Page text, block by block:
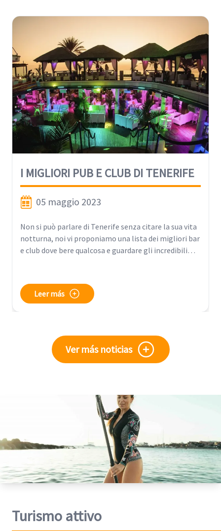
I MIGLIORI PUB E CLUB DI TENERIFE
05 maggio 2023
Non si può parlare di Tenerife senza citare la sua vita
notturna, noi vi proponiamo una lista dei migliori bar
e club dove bere qualcosa e guardare gli incredibili
club con vista mare e vivi la vita notturna di Tenerife.
Leer más
Ver más noticias
Turismo attivo